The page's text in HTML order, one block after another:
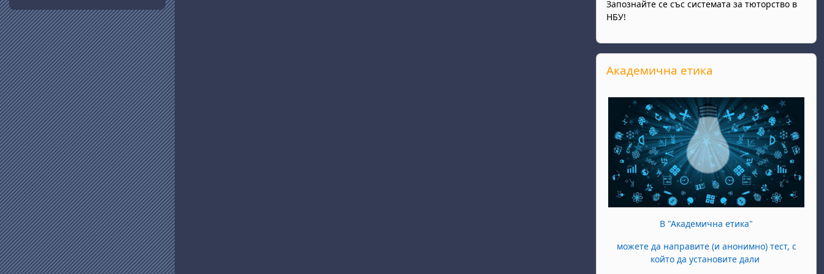
Запознайте се със системата за тюторство в
НБУ!
Прескочи Академична етика
Академична етика
В "Академична етика"
можете да направите (и анонимно) тест, с
който да установите дали